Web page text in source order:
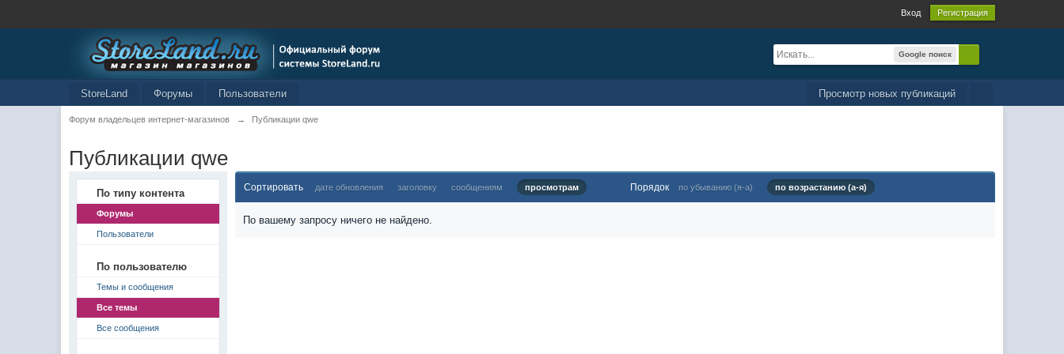
Вход Регистрация
Google поиск
Просмотр новых публикаций
StoreLand Форумы Пользователи
Форум владельцев интернет-магазинов → Публикации qwe
Публикации qwe
По типу контента
Форумы
Пользователи
По пользователю
Темы и сообщения
Все темы
Все сообщения
Сортировать дате обновления заголовку сообщениям просмотрам Порядок по убыванию (я-а) по возрастанию (а-я)
По вашему запросу ничего не найдено.